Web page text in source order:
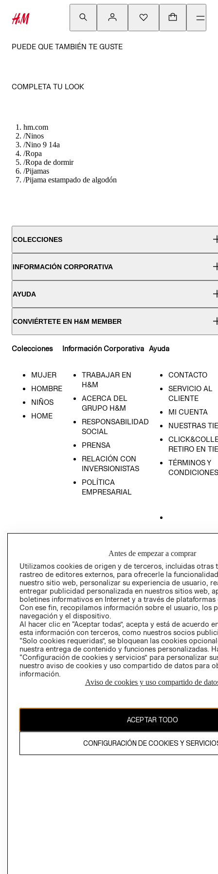
PUEDE QUE TAMBIÉN TE GUSTE
COMPLETA TU LOOK
hm.com
/Ninos
/Nino 9 14a
/Ropa
/Ropa de dormir
/Pijamas
/Pijama estampado de algodón
COLECCIONES
INFORMACIÓN CORPORATIVA
AYUDA
CONVIÉRTETE EN H&M MEMBER
Colecciones
MUJER
HOMBRE
NIÑOS
HOME
Información Corporativa
TRABAJAR EN
H&M
ACERCA DEL
GRUPO H&M
RESPONSABILIDAD
SOCIAL
PRENSA
RELACIÓN CON
INVERSIONISTAS
POLÍTICA
EMPRESARIAL
Ayuda
CONTACTO
SERVICIO AL
CLIENTE
MI CUENTA
NUESTRAS
RETIRO EN
TÉRMINOS Y
CONDICIONES
GIFT CARD
AVISO DE
Perú (S/)
CAMBIAR REGIÓN
propiedad de H&M Hennes & Mauritz AB
Antes de empezar a comprar
Utilizamos cookies de origen y de terceros, incluidas otras
rastreo de editores externos, para ofrecerle la
nuestro sitio web, personalizar su experiencia de usuario,
entregar publicidad personalizada en nuestros sitios web,
boletines informativos en Internet y a través de plataformas
Con ese fin, recopilamos información sobre el usuario, los
navegación y el dispositivo.
Al hacer clic en “Aceptar todas”, acepta y está de acuerdo
esta información con terceros, como nuestros socios
“Solo cookies requeridas”, se bloquean las cookies
nuestra entrega de contenido y funciones personalizadas.
“Configuración de cookies y servicios” para personalizar
nuestro aviso de cookies y uso compartido de datos para
información.
Aviso de cookies y uso compartido de
ACEPTAR TODO
CONFIGURACIÓN DE COOKIES Y